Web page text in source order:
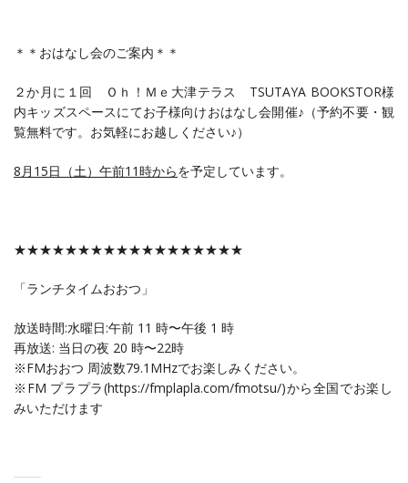
＊＊おはなし会のご案内＊＊
２か月に１回 Ｏｈ！Ｍｅ大津テラス TSUTAYA BOOKSTOR様
内キッズスペースにてお子様向けおはなし会開催♪（予約不要・観
覧無料です。お気軽にお越しください♪）
8月15日（土）午前11時からを予定しています。
★★★★★★★★★★★★★★★★★★
「ランチタイムおおつ」
放送時間:水曜日:午前 11 時〜午後 1 時
再放送: 当日の夜 20 時〜22時
※FMおおつ 周波数79.1MHzでお楽しみください。
※FM プラプラ(https://fmplapla.com/fmotsu/)から全国でお楽し
みいただけます